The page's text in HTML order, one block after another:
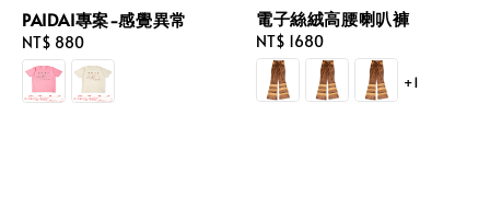
PAIDAI專案-感覺異常
Regular
price
NT$ 880
電子絲絨高腰喇叭褲
Regular
price
NT$ 1680
+1